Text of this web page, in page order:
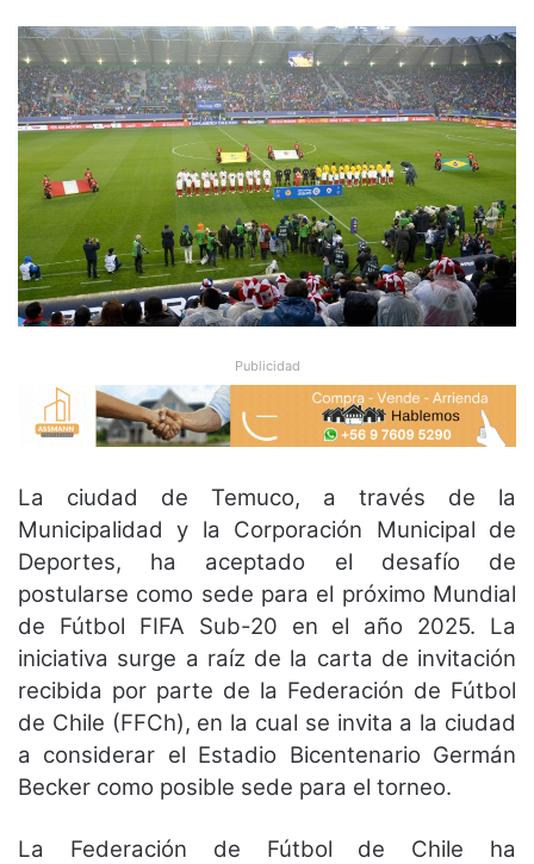
Publicidad
La ciudad de Temuco, a través de la
Municipalidad y la Corporación Municipal de
Deportes, ha aceptado el desafío de
postularse como sede para el próximo Mundial
de Fútbol FIFA Sub-20 en el año 2025. La
iniciativa surge a raíz de la carta de invitación
recibida por parte de la Federación de Fútbol
de Chile (FFCh), en la cual se invita a la ciudad
a considerar el Estadio Bicentenario Germán
Becker como posible sede para el torneo.
La Federación de Fútbol de Chile ha